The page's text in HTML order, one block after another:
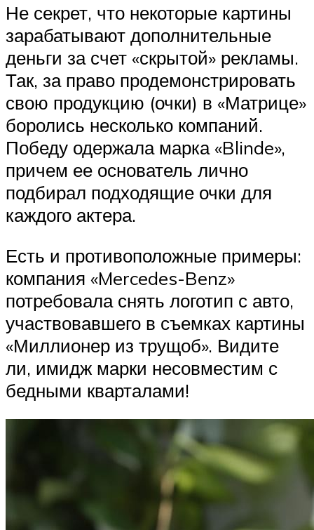
Не секрет, что некоторые картины
зарабатывают дополнительные
деньги за счет «скрытой» рекламы.
Так, за право продемонстрировать
свою продукцию (очки) в «Матрице»
боролись несколько компаний.
Победу одержала марка «Blinde»,
причем ее основатель лично
подбирал подходящие очки для
каждого актера.
Есть и противоположные примеры:
компания «Mercedes-Benz»
потребовала снять логотип с авто,
участвовавшего в съемках картины
«Миллионер из трущоб». Видите
ли, имидж марки несовместим с
бедными кварталами!